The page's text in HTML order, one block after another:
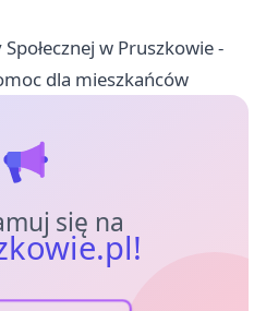
w Pruszkowie -
dla mieszkańców
się na